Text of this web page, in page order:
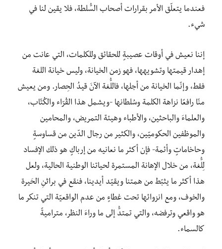
فعندما يتعلّق الأمر بقرارات أصحاب السُّلطة، فلا يقين لنا في
شيء.
إننا نعيش في أوقات عصيبةٍ للحقائق وللكلمات، التي عانت من
إهدار قيمتها وتشويهها، فهو زمن الخيانة، وليس خيانة اللغة
فقط، وإنّما الخيانة من أجلها، فاللُّغة الآنَ قيدُ الحِصار. ومن يعيش
منّا رافعًا نزاهة الكلمة وسُلطانها -ويشمل هذا القُرّاء والكُتّاب،
والعلماءَ والباحثين، والأطباء وهيئة التمريض، والمحامين
والموظفين الحكوميّين، والكثير من رجال الدّين من قساوسةٍ
وحاخاماتٍ وأئمة- فإن أكثر ما نعانيه من إرباكٍ هو ذلك الإفساد
لِلُّغة، من خلال الإهانة المستمرة لحياتنا الوطنية الحالية، ولعل
هذا أكثر ما يثبّط من همتنا ويقيّد أيدينا، فنقع في براثنِ الحَيرة
والخوف، ومع انزوائها تحت غطاءٍ من عدم الواقعيّة التي تنكر ما
هو واقعي وترفضه، والتي تمتدُّ إلى ما وراءَ النظر، متراميةً
كالسماء.